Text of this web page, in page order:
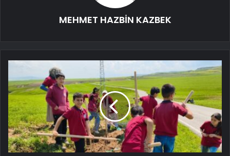
MEHMET HAZBİN KAZBEK